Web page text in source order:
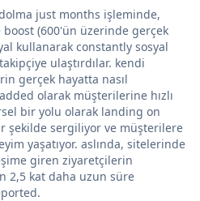
just months işleminde,
(600'ün üzerinde gerçek
kullanarak constantly sosyal
ulaştırdılar. kendi
gerçek hayatta nasıl
olarak müşterilerine hızlı
bir yolu olarak landing on
şekilde sergiliyor ve müşterilere
yaşatıyor. aslında, sitelerinde
giren ziyaretçilerin
2,5 kat daha uzun süre